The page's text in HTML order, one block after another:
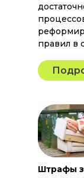
правил в
Штрафы